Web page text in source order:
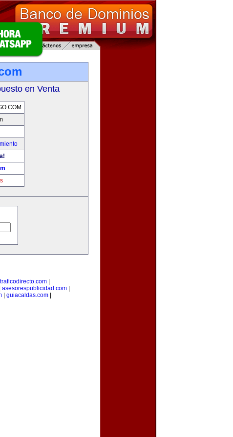
en Venta
traficodirecto.com|
asesorespublicidad.com|
guiacaldas.com